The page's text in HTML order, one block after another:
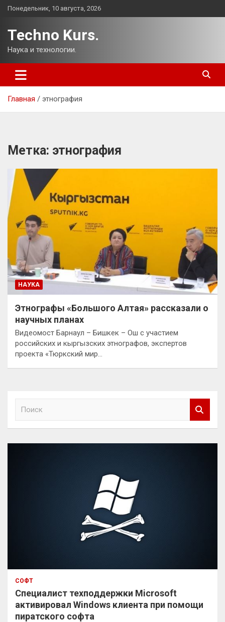
Перейти
Понедельник, 10 августа, 2026
Techno Kurs.
Наука и технологии.
Главная этнография
Метка: этнография
НАУКА
Этнографы «Большого Алтая» рассказали о
научных планах
Видеомост Барнаул – Бишкек – Ош с участием
российских и кыргызских этнографов, экспертов
проекта «Тюркский мир…
к
СОФТ
Специалист техподдержки Microsoft
активировал Windows клиента при помощи
пиратского софта